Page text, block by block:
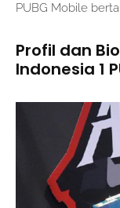
PUBG Mobile
Profil dan
Indonesia 1